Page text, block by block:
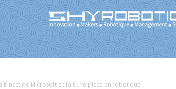
Kinect de Microsoft se fait une place en robotique